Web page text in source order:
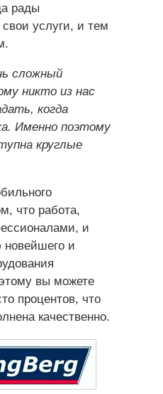
рады
услуги, и тем
сложный
никто из нас
когда
Именно поэтому
круглые
что работа,
и
и
вы можете
процентов, что
качественно.